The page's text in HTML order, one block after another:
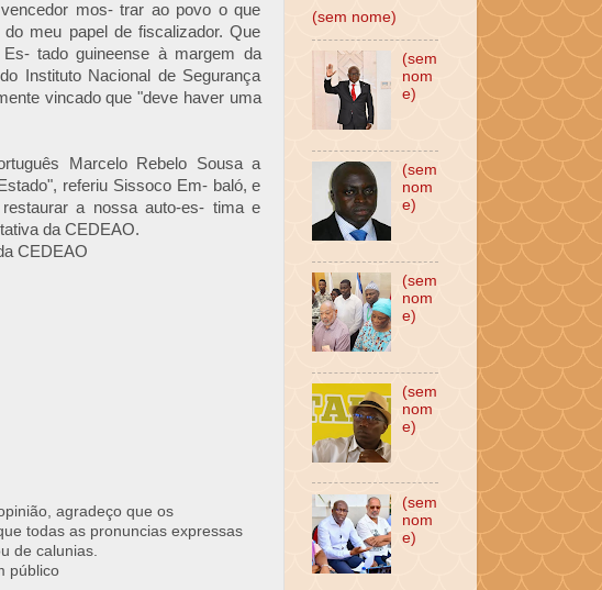
mos- trar ao povo o que
meu papel de fiscalizador. Que
tado guineense à margem da
Instituto Nacional de Segurança
vincado que "deve haver uma
Marcelo Rebelo Sousa a
referiu Sissoco Em- baló, e
a nossa auto-es- tima e
da CEDEAO.
CEDEAO
agradeço que os
todas as pronuncias expressas
de calunias.
público
(sem nome)
(sem
nom
e)
(sem
nom
e)
(sem
nom
e)
(sem
nom
e)
(sem
nom
e)